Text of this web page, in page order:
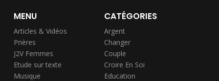
MENU
Articles & Vidéos
Prières
J2V Femmes
Etude sur texte
Musique
CATÉGORIES
Argent
Changer
Couple
Croire En Soi
Education